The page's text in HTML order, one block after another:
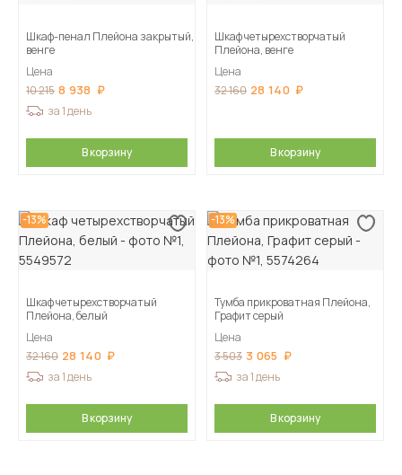
Шкаф-пенал Плейона закрытый,
венге
Цена
10 215 8 938
за 1 день
В корзину
Шкаф четырехстворчатый
Плейона, венге
Цена
32 160 28 140
В корзину
-13%
Шкаф четырехстворчатый
Плейона, белый
Цена
32 160 28 140
за 1 день
В корзину
-13%
Тумба прикроватная Плейона,
Графит серый
Цена
3 503 3 065
за 1 день
В корзину